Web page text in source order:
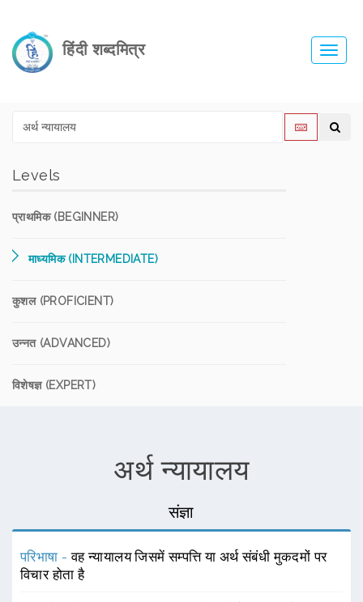
हिंदी शब्दमित्र
Levels
प्राथमिक (BEGINNER)
माध्यमिक (INTERMEDIATE)
कुशल (PROFICIENT)
उन्नत (ADVANCED)
विशेषज्ञ (EXPERT)
अर्थ न्यायालय
संज्ञा
परिभाषा -वह न्यायालय जिसमें सम्पत्ति या अर्थ संबंधी मुकदमों पर
विचार होता है